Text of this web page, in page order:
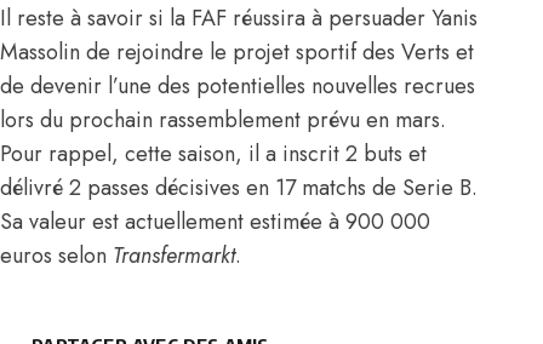
Il reste à savoir si la FAF réussira à persuader Yanis
Massolin de rejoindre le projet sportif des Verts et
de devenir l’une des potentielles nouvelles recrues
lors du prochain rassemblement prévu en mars.
Pour rappel, cette saison, il a inscrit 2 buts et
délivré 2 passes décisives en 17 matchs de Serie B.
Sa valeur est actuellement estimée à 900 000
euros selon Transfermarkt.